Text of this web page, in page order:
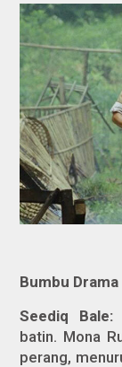
Bumbu Drama
Seediq Bale:
batin. Mona
perang,